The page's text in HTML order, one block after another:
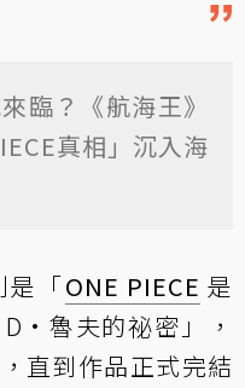
臨？《航海王》
真相」沉入海
是「ONE PIECE 是
魯夫的祕密」，
直到作品正式完結